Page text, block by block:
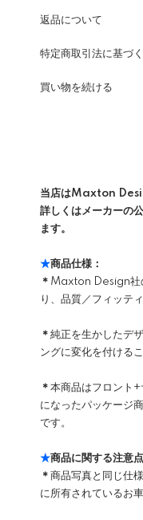
返品について
特定商取引法に基づ
買い物を続ける
当店はMaxton
詳しくはメーカーの
ます。
★商品仕様：
＊ Maxton Design社
り、品質／フィッテ
＊ 純正を生かしたデ
ングに変化を付ける
＊ 本商品はフロント
になったパッケージ
です。
★商品に関する注意点
＊ 商品写真と同じ仕
に所有されているお